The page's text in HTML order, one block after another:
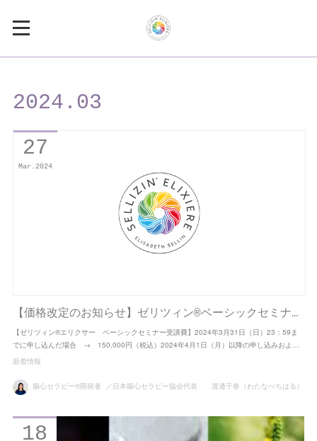
2024 . 03
【価格改定のお知らせ】ゼリツィン®ベーシックセミナ…
【ゼリツィン®エリクサー ベーシックセミナー受講費】2024年3月31日（日）23：59ま
でに申し込んだ場合 → 150,000円（税込）2024年4月1日（月）以降の申し込みおよ…
27
Mar 2024
新着情報
腸心セラピー®開発者 ／日本腸心セラピー協会代表 渡邊千春（わたなべちはる）
18